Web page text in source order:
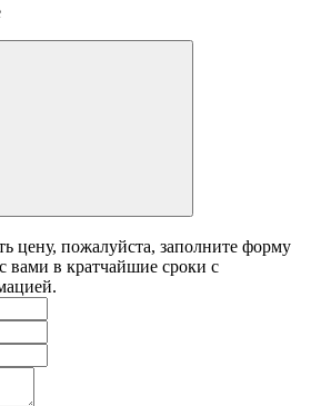
цену, пожалуйста, заполните форму
в кратчайшие сроки с